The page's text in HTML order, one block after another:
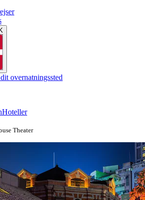
overnatningssted
Hoteller
Theater